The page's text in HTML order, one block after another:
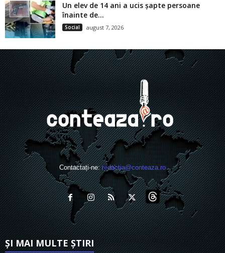
Un elev de 14 ani a ucis șapte persoane
înainte de...
Social august 7, 2026
Contactați-ne:redactia@conteaza.ro
ȘI MAI MULTE ȘTIRI